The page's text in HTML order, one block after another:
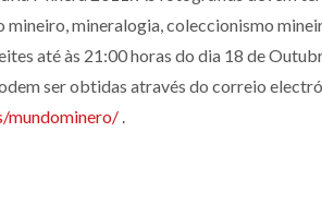
mineralogia, coleccionismo
até às 21:00 horas do dia 18 de
ser obtidas através do correio
mundominero/ .